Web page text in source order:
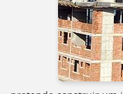
secretarias